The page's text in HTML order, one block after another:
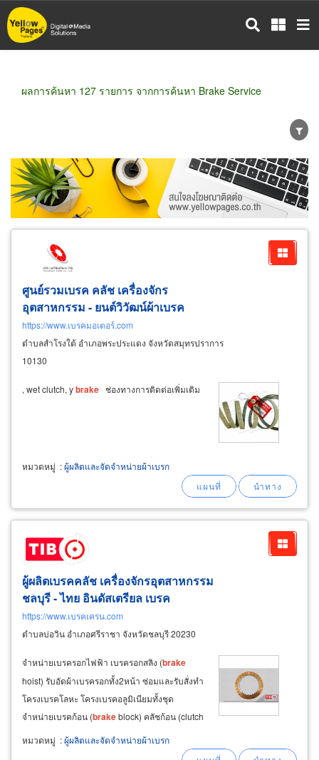
ข้าม
ไป
ผลการค้นหา 127 รายการ จากการค้นหา Brake Service
ขายส่ง ขายปลีก ผู้ผลิต
ตัวแทนจัดจำหน่าย
ผู้ส่งออก/นำเข้า
ธุรกิจบริการ
ศูนย์รวมเบรค คลัช เครื่องจักร
อุตสาหกรรม - ยนต์วิวัฒน์ผ้าเบรค
https://www.เบรคมอเตอร์.com
ตำบลสำโรงใต้ อำเภอพระประแดง จังหวัดสมุทรปราการ
10130
, wet clutch, ybrake ช่องทางการติดต่อเพิ่มเติม
หมวดหมู่ :ผู้ผลิตและจัดจำหน่ายผ้าเบรก
ผู้ผลิตเบรคคลัช เครื่องจักรอุตสาหกรรม
ชลบุรี - ไทย อินดัสเตรียล เบรค
https://www.เบรคเครน.com
ตำบลบ่อวิน อำเภอศรีราชา จังหวัดชลบุรี 20230
จำหน่ายเบรครอกไฟฟ้า เบรครอกสลิง (brake
hoist) รับอัดผ้าเบรครอกทั้ง2หน้า ซ่อมและรับสั่งทำ
โครงเบรคโลหะ โครงเบรคอลูมิเนียมทั้งชุด
จำหน่ายเบรคก้อน (brakeblock) คลัชก้อน (clutch
block) ทรงสี่เหลี่ยม สามเหลี่ยม ทรงแคปซูล ทรง
วงกลม ทรงน้ำเต้า ชุดผ้าเบรคก้อน เรียงเป็นวงกลม
หมวดหมู่ :ผู้ผลิตและจัดจำหน่ายผ้าเบรก